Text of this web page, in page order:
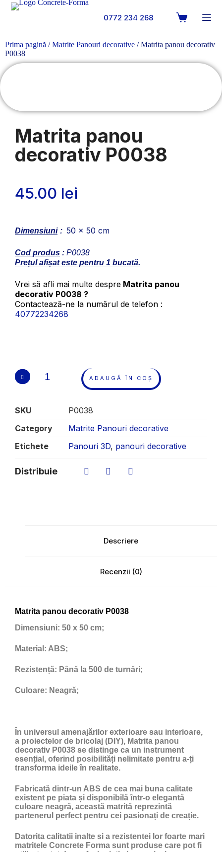
0772 234 268
Prima pagină /Matrite Panouri decorative / Matrita panou decorativ
P0038
Matrita panou
decorativ P0038
45.00 lei
Dimensiuni : 50 x 50 cm
Cod produs : P0038
Prețul afișat este pentru 1 bucată.
Vrei să afli mai multe despre Matrita panou
decorativ P0038 ?
Contactează-ne la numărul de telefon :
40772234268
ADAUGĂ ÎN COȘ
SKU
P0038
Category
Matrite Panouri decorative
Etichete
Panouri 3D, panouri decorative
Distribuie
Descriere
Recenzii (0)
Matrita panou decorativ P0038
Dimensiuni: 50 x 50 cm;
Material: ABS;
Rezistență: Până la 500 de turnări;
Culoare: Neagră;
În universul amenajărilor exterioare sau interioare,
a proiectelor de bricolaj (DIY), Matrita panou
decorativ P0038 se distinge ca un instrument
esențial, oferind posibilități nelimitate pentru a-ți
transforma ideile în realitate.
Fabricată dintr-un ABS de cea mai buna calitate
existent pe piata și disponibilă într-o elegantă
culoare neagră, această matrită reprezintă
partenerul perfect pentru cei pasionați de creație.
Datorita calitatii inalte si a rezistentei lor foarte mari
matritele Concrete Forma sunt produse care pot fi